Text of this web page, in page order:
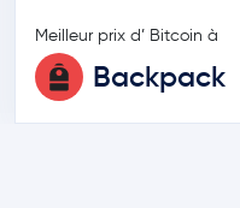
Meilleur prix d’ Bitcoin à
Backpack